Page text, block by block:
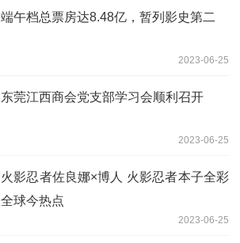
端午档总票房达8.48亿，暂列影史第二
2023-06-25
东莞江西商会党支部学习会顺利召开
2023-06-25
火影忍者佐良娜×博人 火影忍者本子全彩
全球今热点
2023-06-25